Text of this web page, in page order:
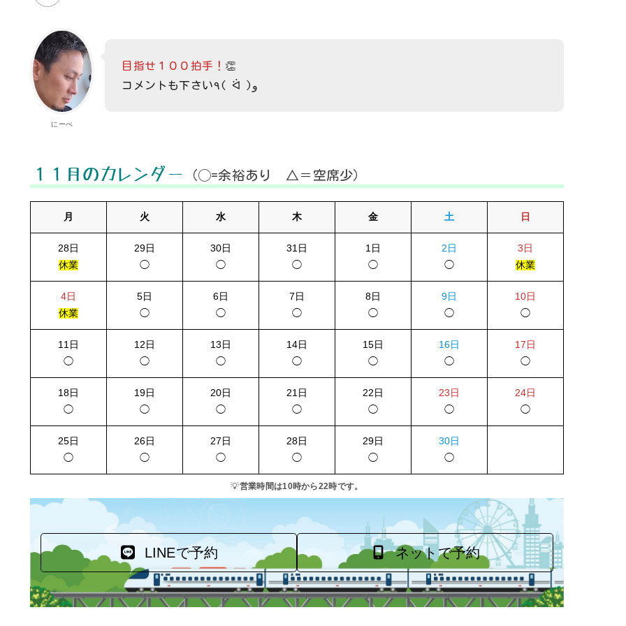
にーべ
目指せ１００拍手！ 👏
コメントも下さい٩( ᐛ )و
１１月のカレンダー （◯=余裕あり △＝空席少）
月 火 水 木 金 土 日
28日
休業
29日
◯
30日
◯
31日
◯
1日
◯
2日
◯
3日
休業
4日
休業
5日
◯
6日
◯
7日
◯
8日
◯
9日
◯
10日
◯
11日
◯
12日
◯
13日
◯
14日
◯
15日
◯
16日
◯
17日
◯
18日
◯
19日
◯
20日
◯
21日
◯
22日
◯
23日
◯
24日
◯
25日
◯
26日
◯
27日
◯
28日
◯
29日
◯
30日
◯
💡営業時間は10時から22時です。
LINEで予約 ネットで予約